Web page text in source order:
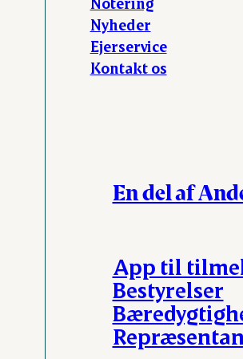
Nyheder
Ejerservice
Kontakt os
En del af
App til
Bestyrelser